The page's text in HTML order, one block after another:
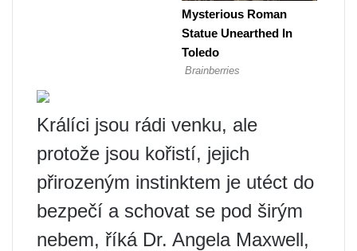
Králíci jsou rádi venku, ale
protože jsou kořistí, jejich
přirozeným instinktem je utéct do
bezpečí a schovat se pod širým
nebem, říká Dr. Angela Maxwell,